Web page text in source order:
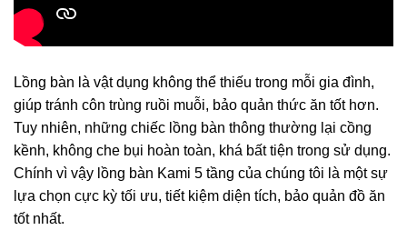
Lồng bàn là vật dụng không thể thiếu trong mỗi gia đình,
giúp tránh côn trùng ruồi muỗi, bảo quản thức ăn tốt hơn.
Tuy nhiên, những chiếc lồng bàn thông thường lại cồng
kềnh, không che bụi hoàn toàn, khá bất tiện trong sử dụng.
Chính vì vậy lồng bàn Kami 5 tầng của chúng tôi là một sự
lựa chọn cực kỳ tối ưu, tiết kiệm diện tích, bảo quản đồ ăn
tốt nhất.